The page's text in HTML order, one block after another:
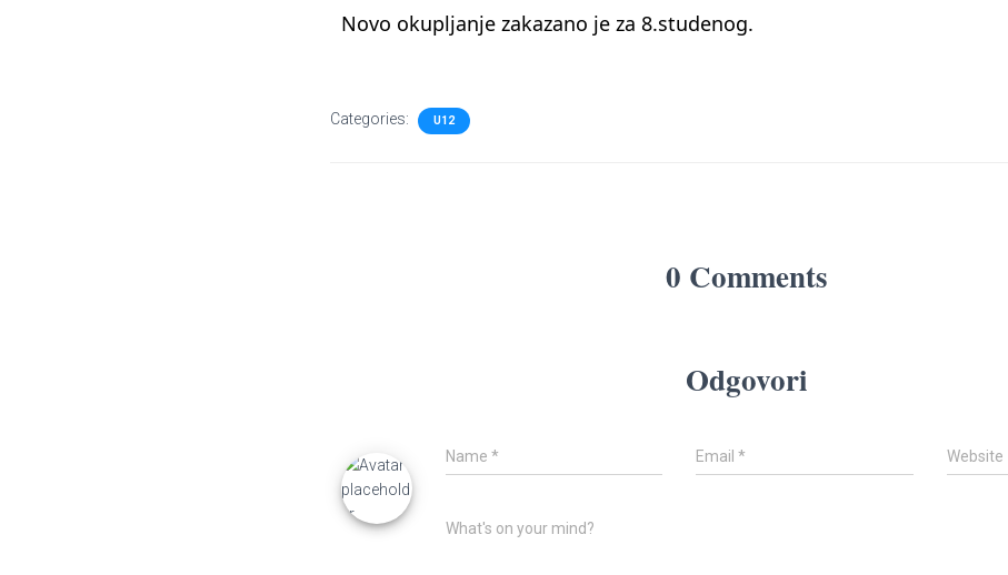
Novo okupljanje zakazano je za 8.studenog.
Categories: U12
0 Comments
Odgovori
Name * Email* Website
What's on your mind?